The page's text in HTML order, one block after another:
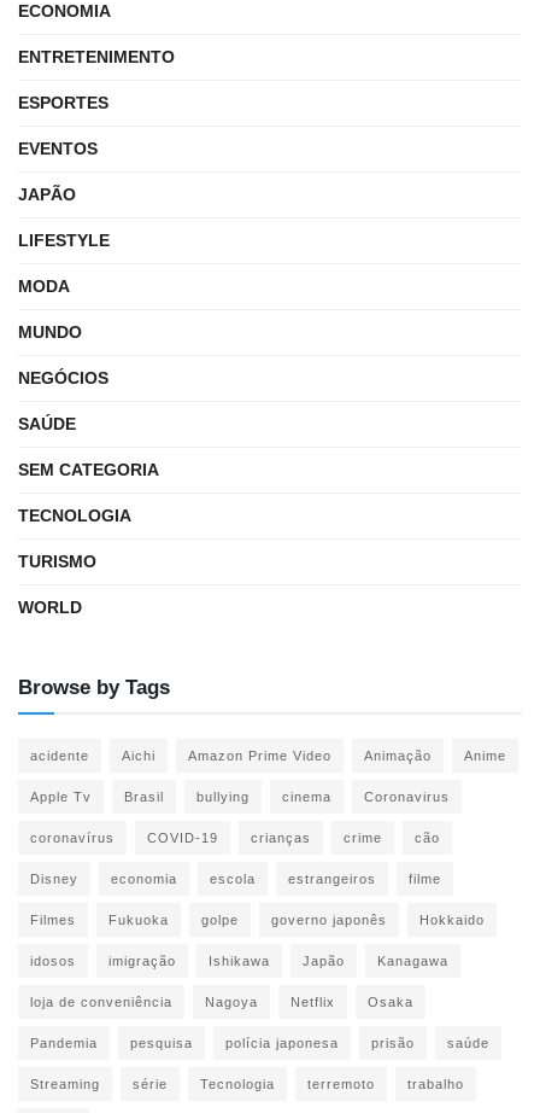
ECONOMIA
ENTRETENIMENTO
ESPORTES
EVENTOS
JAPÃO
LIFESTYLE
MODA
MUNDO
NEGÓCIOS
SAÚDE
SEM CATEGORIA
TECNOLOGIA
TURISMO
WORLD
Browse by Tags
acidente Aichi Amazon Prime Video Animação Anime
Apple Tv Brasil bullying cinema Coronavirus
coronavírus COVID-19 crianças crime cão
Disney economia escola estrangeiros filme
Filmes Fukuoka golpe governo japonês Hokkaido
idosos imigração Ishikawa Japão Kanagawa
loja de conveniência Nagoya Netflix Osaka
Pandemia pesquisa polícia japonesa prisão saúde
Streaming série Tecnologia terremoto trabalho